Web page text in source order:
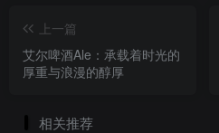
上一篇
艾尔啤酒Ale：承载着时光的
厚重与浪漫的醇厚
相关推荐